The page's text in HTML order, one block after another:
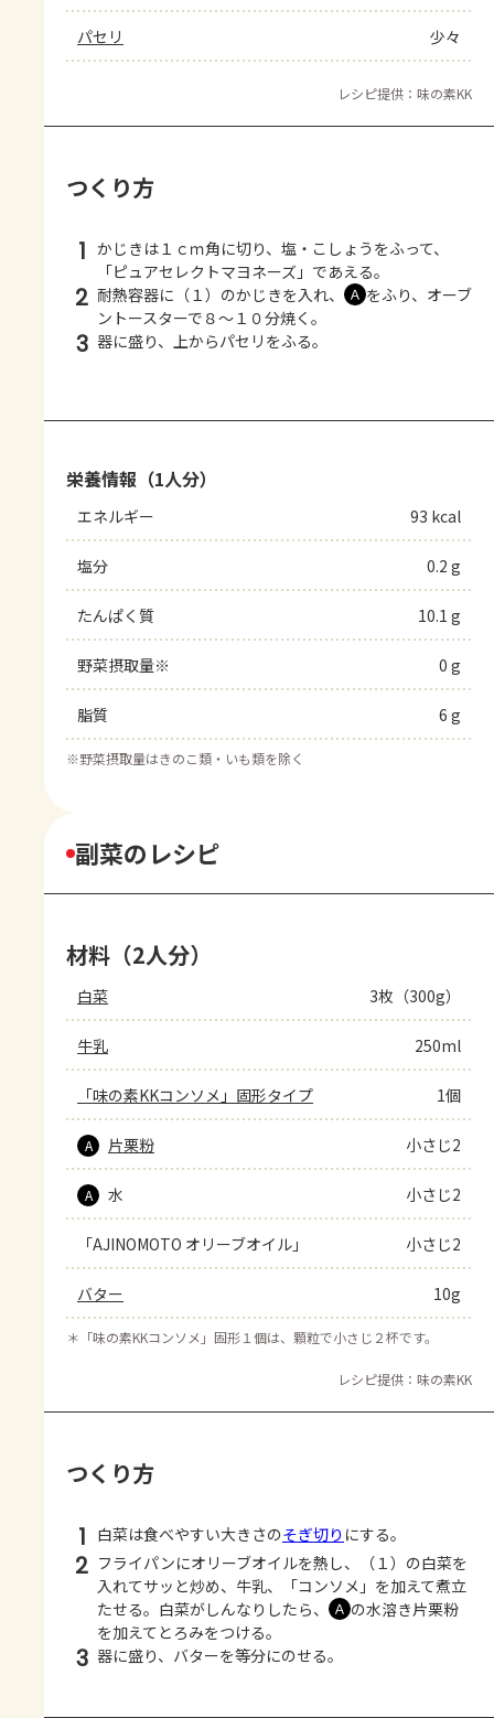
パセリ 少々
レシピ提供：味の素KK
つくり方
1 かじきは１ｃｍ角に切り、塩・こしょうをふって、
「ピュアセレクトマヨネーズ」であえる。
2 耐熱容器に（１）のかじきを入れ、 Ａ をふり、オーブ
ントースターで８～１０分焼く。
3 器に盛り、上からパセリをふる。
栄養情報（1人分）
エネルギー 93 kcal
塩分 0.2 g
たんぱく質 10.1 g
野菜摂取量※ 0 g
脂質 6 g
※野菜摂取量はきのこ類・いも類を除く
副菜のレシピ
材料（2人分）
白菜 3枚（300g）
牛乳 250ml
「味の素KKコンソメ」固形タイプ 1個
A 片栗粉 小さじ2
A 水 小さじ2
「AJINOMOTO オリーブオイル」 小さじ2
バター 10g
＊ 「味の素KKコンソメ」固形１個は、顆粒で小さじ２杯です。
レシピ提供：味の素KK
つくり方
1 白菜は食べやすい大きさのそぎ切り にする。
2 フライパンにオリーブオイルを熱し、（１）の白菜を
入れてサッと炒め、牛乳、「コンソメ」を加えて煮立
たせる。白菜がしんなりしたら、
Ａ の水溶き片栗粉
を加えてとろみをつける。
3 器に盛り、バターを等分にのせる。